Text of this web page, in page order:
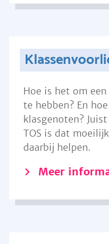
Hoe is het om
te hebben? En
klasgenoten?
TOS is dat
daarbij helpen.
Meer